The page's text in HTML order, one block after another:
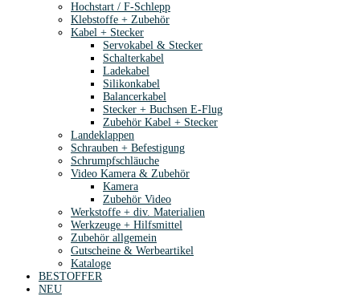
Hochstart / F-Schlepp
Klebstoffe + Zubehör
Kabel + Stecker
Servokabel & Stecker
Schalterkabel
Ladekabel
Silikonkabel
Balancerkabel
Stecker + Buchsen E-Flug
Zubehör Kabel + Stecker
Landeklappen
Schrauben + Befestigung
Schrumpfschläuche
Video Kamera & Zubehör
Kamera
Zubehör Video
Werkstoffe + div. Materialien
Werkzeuge + Hilfsmittel
Zubehör allgemein
Gutscheine & Werbeartikel
Kataloge
BESTOFFER
NEU